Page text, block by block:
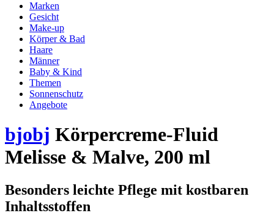
Marken
Gesicht
Make-up
Körper & Bad
Haare
Männer
Baby & Kind
Themen
Sonnenschutz
Angebote
bjobj Körpercreme-Fluid
Melisse & Malve, 200 ml
Besonders leichte Pflege mit kostbaren
Inhaltsstoffen